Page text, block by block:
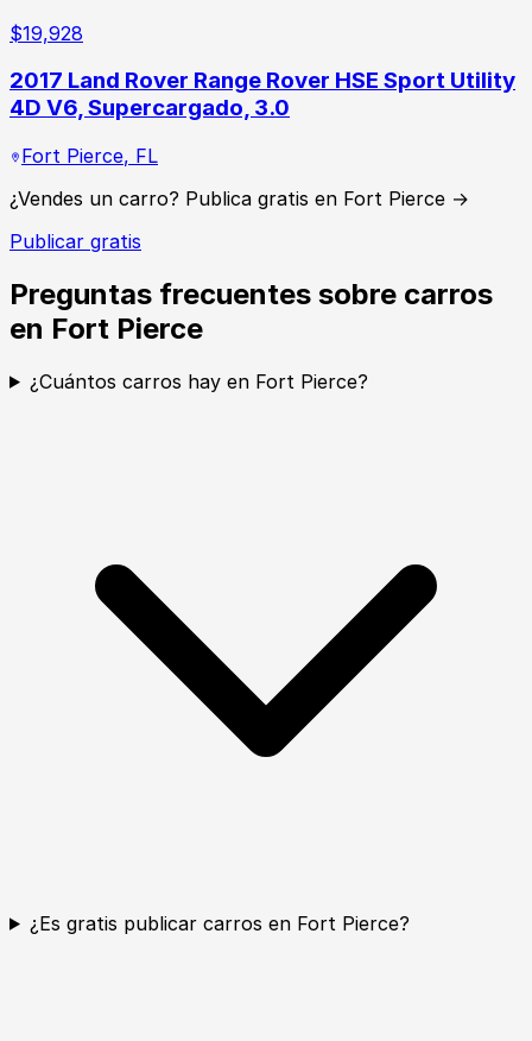
$19,928
2017 Land Rover Range Rover HSE Sport Utility
4D V6, Supercargado, 3.0
Fort Pierce, FL
¿Vendes un carro? Publica gratis en Fort Pierce →
Publicar gratis
Preguntas frecuentes sobre carros
en Fort Pierce
¿Cuántos carros hay en Fort Pierce?
¿Es gratis publicar carros en Fort Pierce?